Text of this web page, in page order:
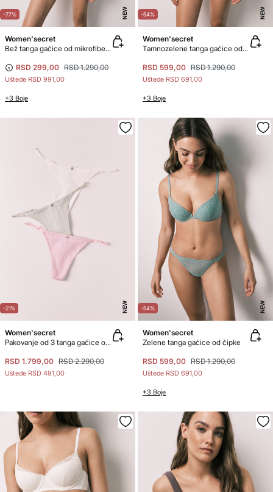
-77% NEW
Women'secret
Bež tanga gaćice od mikrofibera i čipke
RSD 299,00 RSD 1.290,00
Uštede RSD 991,00
+3 Boje
-54% NEW
Women'secret
Tamnozelene tanga gaćice od čipke
RSD 599,00 RSD 1.290,00
Uštede RSD 691,00
+3 Boje
-21% NEW
Women'secret
Pakovanje od 3 tanga gaćice od pamuka sa rupičastim dezenom, raznih boja
RSD 1.799,00 RSD 2.290,00
Uštede RSD 491,00
-54% NEW
Women'secret
Zelene tanga gaćice od čipke
RSD 599,00 RSD 1.290,00
Uštede RSD 691,00
+3 Boje